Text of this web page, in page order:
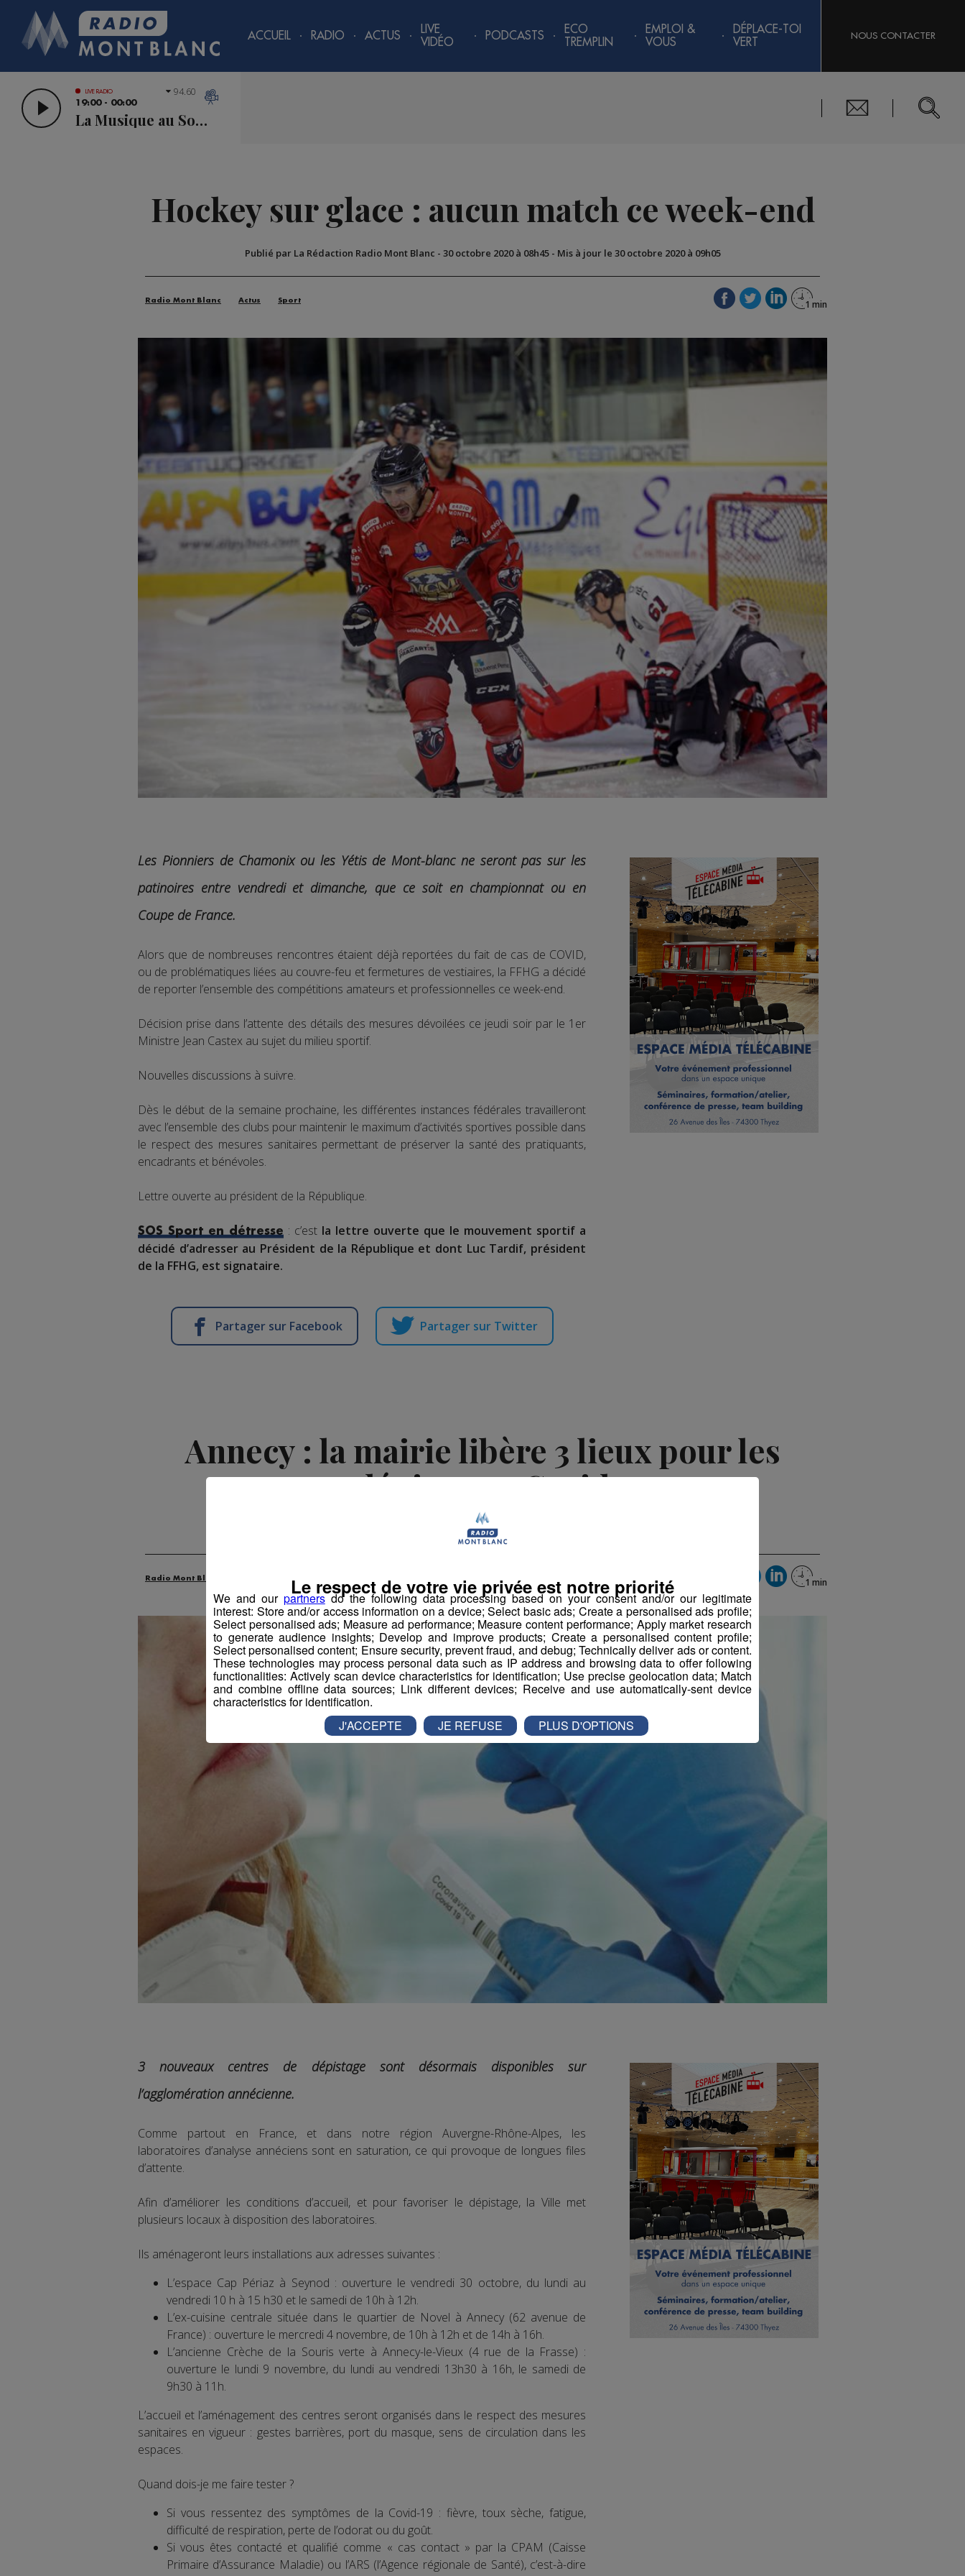
ACCUEIL RADIO ACTUS
LIVE
VIDÉO
PODCASTS
ECO
TREMPLIN
EMPLOI &
VOUS
DÉPLACE-TOI
VERT
NOUS CONTACTER
LIVE RADIO
19:00 - 00:00
La Musique au Sommet
94.60
Hockey sur glace : aucun match ce week-end
Publié par La Rédaction Radio Mont Blanc - 30 octobre 2020 à 08h45- Mis à jour le 30 octobre 2020 à 09h05
Radio Mont Blanc Actus Sport
Les Pionniers de Chamonix ou les Yétis de Mont-blanc ne seront pas sur les
patinoires entre vendredi et dimanche, que ce soit en championnat ou en
Coupe de France.
Alors que de nombreuses rencontres étaient déjà reportées du fait de cas de COVID,
ou de problématiques liées au couvre-feu et fermetures de vestiaires, la FFHG a décidé
de reporter l’ensemble des compétitions amateurs et professionnelles ce week-end.
Décision prise dans l’attente des détails des mesures dévoilées ce jeudi soir par le 1er
Ministre Jean Castex au sujet du milieu sportif.
Nouvelles discussions à suivre.
Dès le début de la semaine prochaine, les différentes instances fédérales travailleront
avec l’ensemble des clubs pour maintenir le maximum d’activités sportives possible dans
le respect des mesures sanitaires permettant de préserver la santé des pratiquants,
encadrants et bénévoles.
Lettre ouverte au président de la République.
SOS Sport en détresse : c’est la lettre ouverte que le mouvement sportif a
décidé d’adresser au Président de la République et dont Luc Tardif, président
de la FFHG, est signataire.
Partager sur Facebook Partager sur Twitter
Annecy : la mairie libère 3 lieux pour les
dépistages Covid
Publié par La Rédaction Radio Mont Blanc
Radio Mont Blanc
3 nouveaux centres de dépistage sont désormais disponibles sur
l’agglomération annécienne.
Comme partout en France, et dans notre région Auvergne-Rhône-Alpes, les
laboratoires d’analyse annéciens sont en saturation, ce qui provoque de longues files
d’attente.
Afin d’améliorer les conditions d’accueil, et pour favoriser le dépistage, la Ville met
plusieurs locaux à disposition des laboratoires.
Ils aménageront leurs installations aux adresses suivantes :
L’espace Cap Périaz à Seynod : ouverture le vendredi 30 octobre, du lundi au
vendredi 10 h à 15 h30 et le samedi de 10h à 12h.
L’ex-cuisine centrale située dans le quartier de Novel à Annecy (62 avenue de
France) : ouverture le mercredi 4 novembre, de 10h à 12h et de 14h à 16h.
L’ancienne Crèche de la Souris verte à Annecy-le-Vieux (4 rue de la Frasse) :
ouverture le lundi 9 novembre, du lundi au vendredi 13h30 à 16h, le samedi de
9h30 à 11h.
L’accueil et l’aménagement des centres seront organisés dans le respect des mesures
sanitaires en vigueur : gestes barrières, port du masque, sens de circulation dans les
espaces.
Quand dois-je me faire tester ?
Si vous ressentez des symptômes de la Covid-19 : fièvre, toux sèche, fatigue,
difficulté de respiration, perte de l’odorat ou du goût.
Si vous êtes contacté et qualifié comme « cas contact » par la CPAM (Caisse
Primaire d’Assurance Maladie) ou l’ARS (l’Agence régionale de Santé), c’est-à-dire
We and our partnersdo the following data processing based on your consent and/or our legitimate
interest: Store and/or access information on a device; Select basic ads; Create a personalised ads profile;
Select personalised ads; Measure ad performance; Measure content performance; Apply market research
to generate audience insights; Develop and improve products; Create a personalised content profile;
Select personalised content; Ensure security, prevent fraud, and debug; Technically deliver ads or content.
These technologies may process personal data such as IP address and browsing data to offer following
functionalities: Actively scan device characteristics for identification; Use precise geolocation data; Match
and combine offline data sources; Link different devices; Receive and use automatically-sent device
characteristics for identification.
Le respect de votre vie privée est notre priorité
J'ACCEPTE JE REFUSE PLUS D'OPTIONS